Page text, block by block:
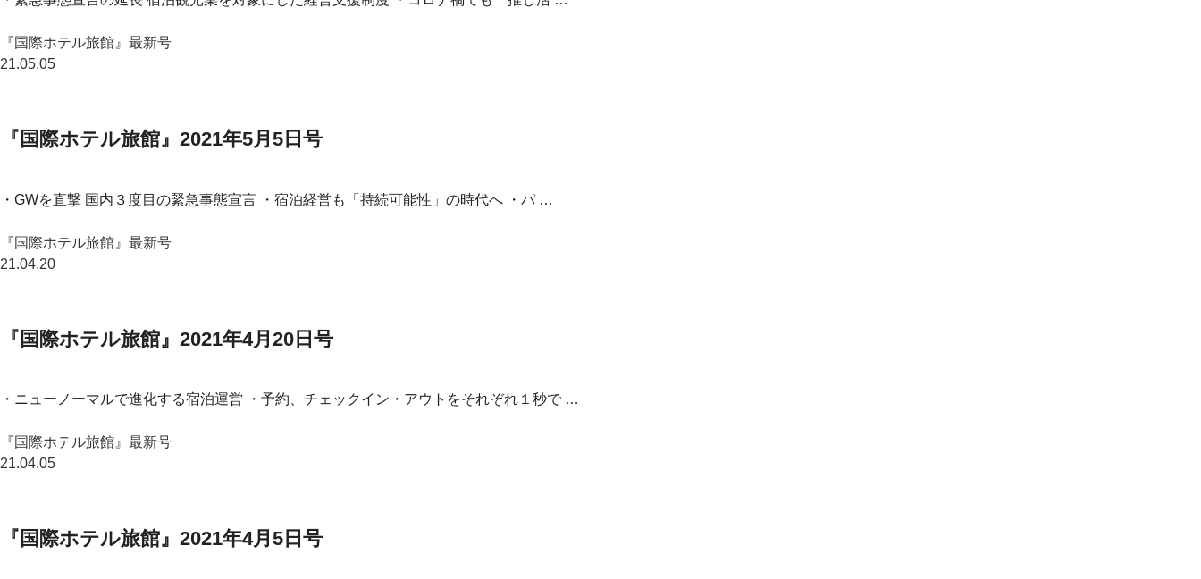
『国際ホテル旅館』最新号
21.05.05
『国際ホテル旅館』2021年5月5日号
・GWを直撃 国内３度目の緊急事態宣言 ・宿泊経営も「持続可能性」の時代へ ・パ …
『国際ホテル旅館』最新号
21.04.20
『国際ホテル旅館』2021年4月20日号
・ニューノーマルで進化する宿泊運営 ・予約、チェックイン・アウトをそれぞれ１秒で …
『国際ホテル旅館』最新号
21.04.05
『国際ホテル旅館』2021年4月5日号